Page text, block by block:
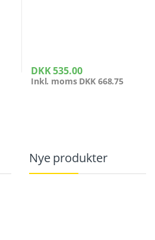
DKK535.00
Inkl. moms DKK 668.75
Nye produkter